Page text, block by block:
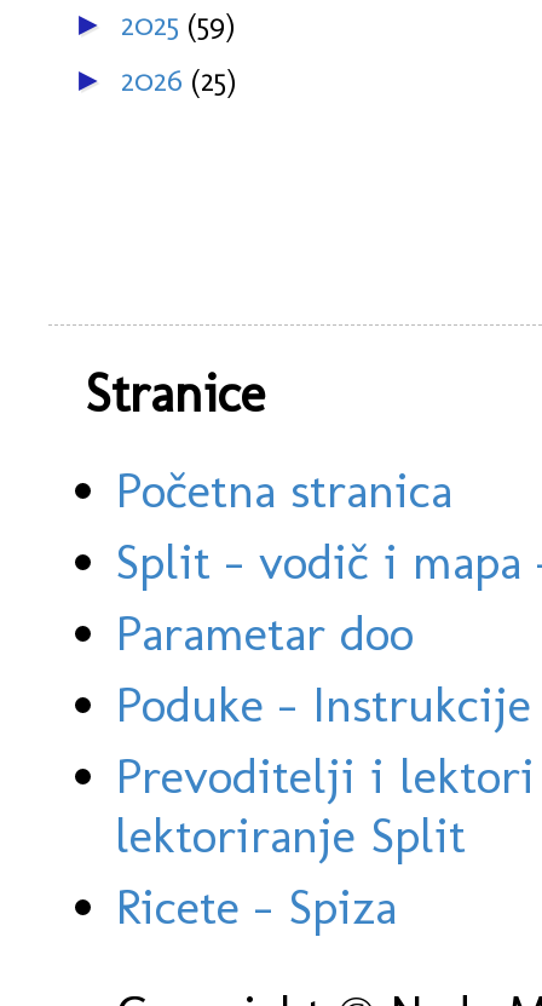
► 2025 (59)
► 2026 (25)
Stranice
Početna stranica
Split - vodič i
Parametar doo
Poduke -
Prevoditelji i
lektoriranje Split
Ricete - Spiza